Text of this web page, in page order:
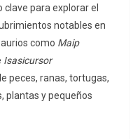
para explorar el
notables en
como Maip
Isasicursor
peces, ranas, tortugas,
plantas y pequeños